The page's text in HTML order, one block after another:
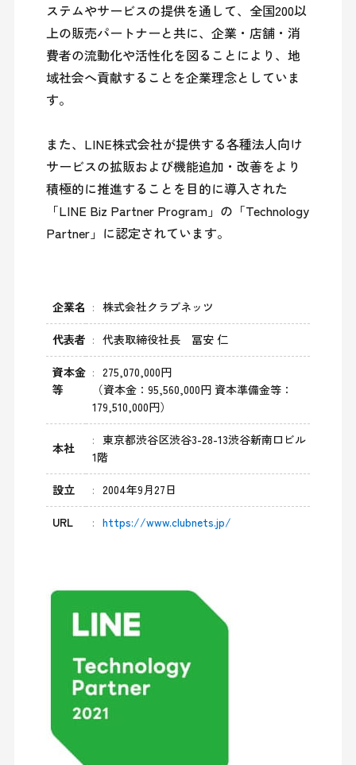
ステムやサービスの提供を通して、全国200以
上の販売パートナーと共に、企業・店舗・消
費者の流動化や活性化を図ることにより、地
域社会へ貢献することを企業理念としていま
す。
また、LINE株式会社が提供する各種法人向け
サービスの拡販および機能追加・改善をより
積極的に推進することを目的に導入された
「LINE Biz Partner Program」の「Technology
Partner」に認定されています。
企業名 株式会社クラブネッツ
代表者 代表取締役社長 冨安 仁
資本金
等
275,070,000円
（資本金：95,560,000円 資本準備金等：
179,510,000円）
本社
東京都渋谷区渋谷3-28-13渋谷新南口ビル
1階
設立 2004年9月27日
URL https://www.clubnets.jp/